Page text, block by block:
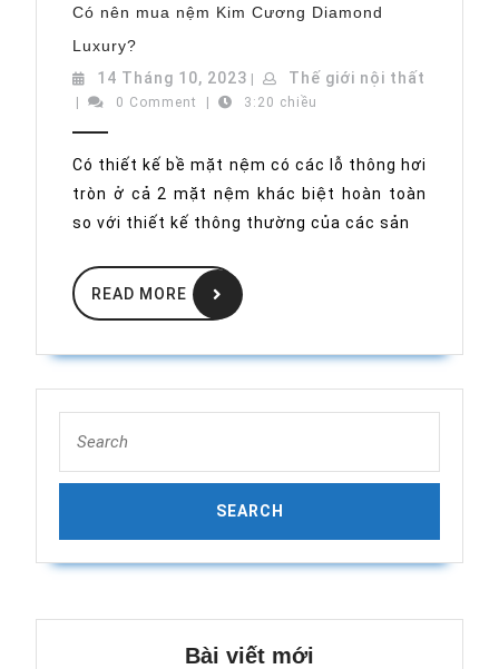
Có nên mua nệm Kim Cương Diamond
Luxury?
mua
nệm
Kim
Luxury?
14 Tháng 10, 2023 14
Tháng
|
Thế giới nội thất
Thế
thất
| 0 Comment | 3:20 chiều
Có thiết kế bề mặt nệm có các lỗ thông hơi
tròn ở cả 2 mặt nệm khác biệt hoàn toàn
so với thiết kế thông thường của các sản
READ MORE
READ
MORE
for:
Bài viết mới